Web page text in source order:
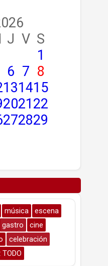
J V S
1
6 7 8
131415
202122
272829
música
escena
gastro
cine
celebración
TODO